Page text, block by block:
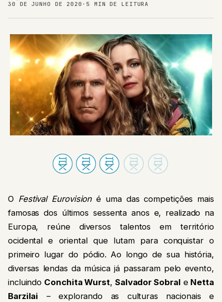
30 DE JUNHO DE 2020 · 5 MIN DE LEITURA
O Festival Eurovisioné uma das competições mais
famosas dos últimos sessenta anos e, realizado na
Europa, reúne diversos talentos em território
ocidental e oriental que lutam para conquistar o
primeiro lugar do pódio. Ao longo de sua história,
diversas lendas da música já passaram pelo evento,
incluindo Conchita Wurst, Salvador Sobral e Netta
Barzilai – explorando as culturas nacionais e